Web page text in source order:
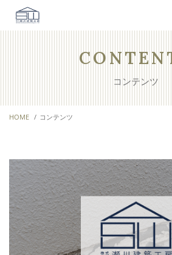
主な業務内容
耐震診断
外装塗装
インスペクション・住宅調
査
コンテンツ
HOME コンテンツ